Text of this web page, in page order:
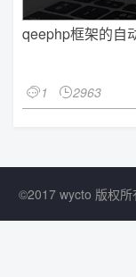
qeephp框架的自
1 2963
©2017 wycto 版权所